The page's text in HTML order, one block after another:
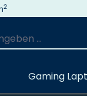
2
Gaming